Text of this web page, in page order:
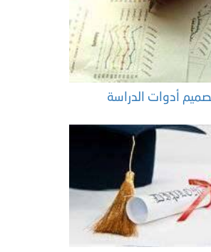
أدوات الدراسة